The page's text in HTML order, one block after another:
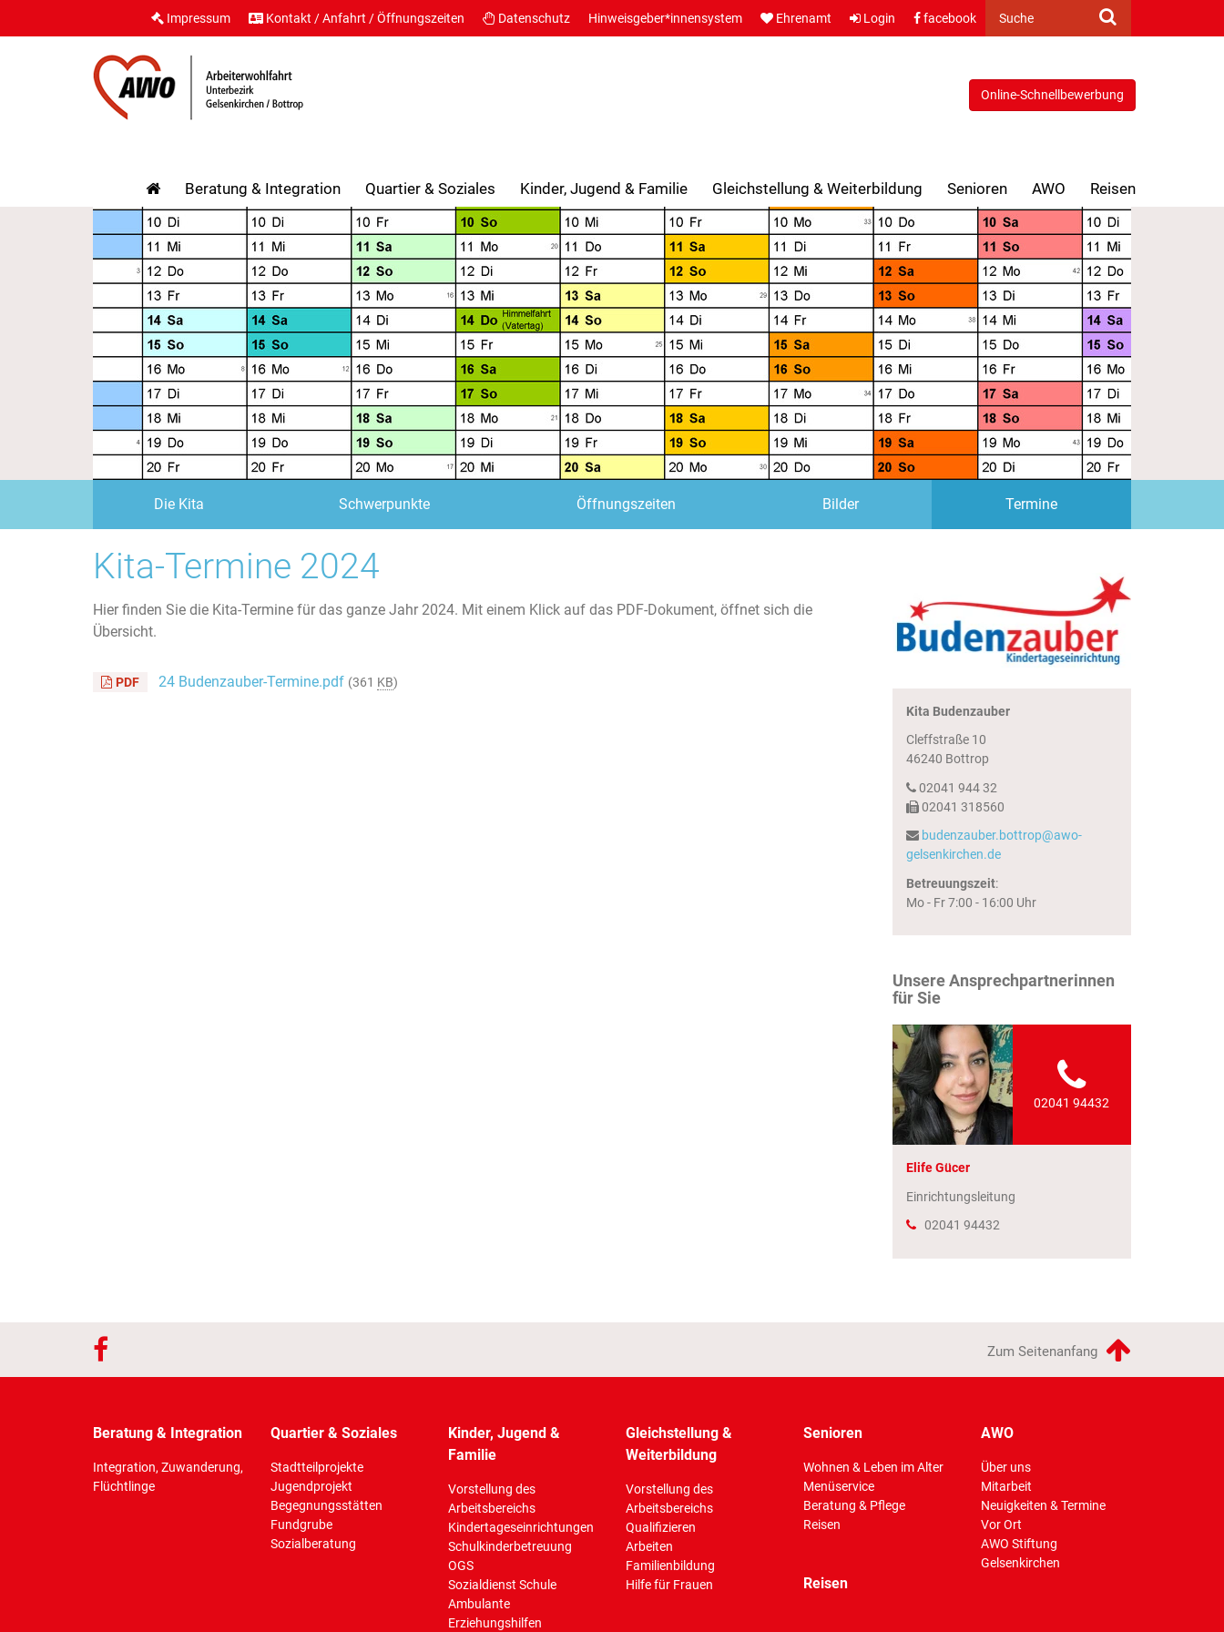
Suche
Impressum Kontakt / Anfahrt / Öffnungszeiten Datenschutz Hinweisgeber*innensystem Ehrenamt Login facebook
Online-Schnellbewerbung
Beratung & Integration Quartier & Soziales Kinder, Jugend & Familie Gleichstellung & Weiterbildung Senioren AWO Reisen
Die Kita Schwerpunkte Öffnungszeiten Bilder Termine(Standort)
Kita-Termine 2024
Hier finden Sie die Kita-Termine für das ganze Jahr 2024. Mit einem Klick auf das PDF-Dokument, öffnet sich die
Übersicht.
PDF 24 Budenzauber-Termine.pdf (361 KB)
Kita Budenzauber
Cleffstraße 10
46240 Bottrop
02041 944 32
02041 318560
budenzauber.bottrop@awo-
gelsenkirchen.de
Betreuungszeit:
Mo - Fr 7:00 - 16:00 Uhr
Unsere Ansprechpartnerinnen
für Sie
02041 94432
Elife Gücer
Einrichtungsleitung
02041 94432
Zum Seitenanfang
Beratung & Integration
Integration, Zuwanderung,
Flüchtlinge
Quartier & Soziales
Stadtteilprojekte
Jugendprojekt
Begegnungsstätten
Fundgrube
Sozialberatung
Kinder, Jugend &
Familie
Vorstellung des
Arbeitsbereichs
Kindertageseinrichtungen
Schulkinderbetreuung
OGS
Sozialdienst Schule
Ambulante
Erziehungshilfen
Gleichstellung &
Weiterbildung
Vorstellung des
Arbeitsbereichs
Qualifizieren
Arbeiten
Familienbildung
Hilfe für Frauen
Senioren
Wohnen & Leben im Alter
Menüservice
Beratung & Pflege
Reisen
AWO
Über uns
Mitarbeit
Neuigkeiten & Termine
Vor Ort
AWO Stiftung
Gelsenkirchen
Reisen